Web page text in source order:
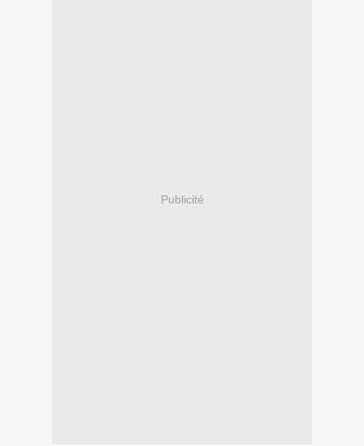
Publicité